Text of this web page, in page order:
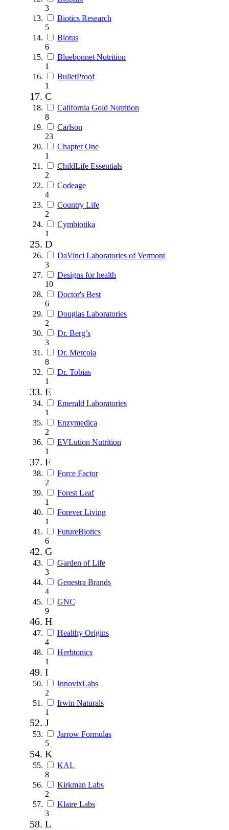
3
Biotics Research
5
Biotus
6
Bluebonnet Nutrition
1
BulletProof
1
C
California Gold Nutrition
8
Carlson
23
Chapter One
1
ChildLife Essentials
2
Codeage
4
Country Life
2
Cymbiotika
1
D
DaVinci Laboratories of Vermont
3
Designs for health
10
Doctor's Best
6
Douglas Laboratories
2
Dr. Berg’s
3
Dr. Mercola
8
Dr. Tobias
1
E
Emerald Laboratories
1
Enzymedica
2
EVLution Nutrition
1
F
Force Factor
2
Forest Leaf
1
Forever Living
1
FutureBiotics
6
G
Garden of Life
3
Genestra Brands
4
GNC
9
H
Healthy Origins
4
Herbtonics
1
I
InnovixLabs
2
Irwin Naturals
1
J
Jarrow Formulas
5
K
KAL
8
Kirkman Labs
2
Klaire Labs
3
L